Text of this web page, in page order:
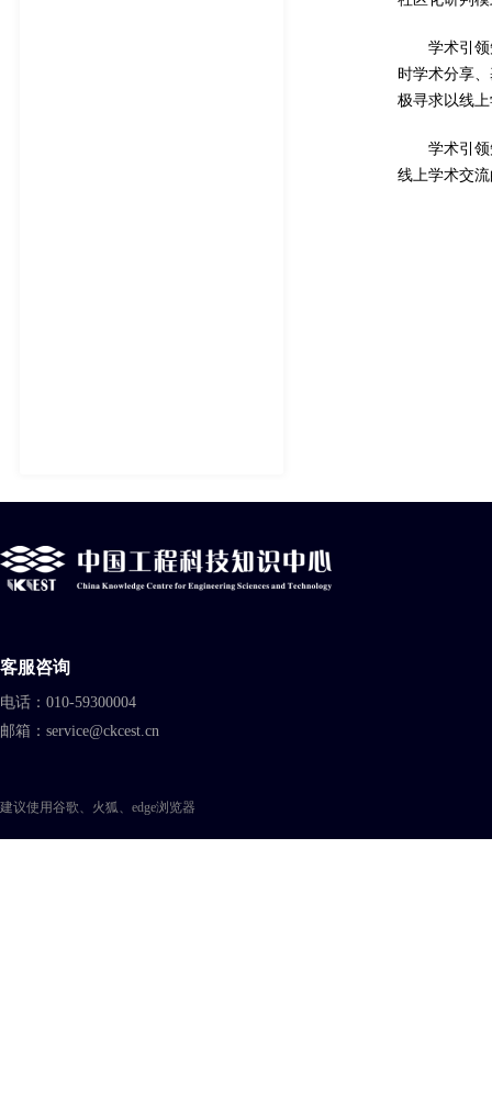
学术引
时学术分享
极寻求以线
学术引
线上学术交
客服咨询
电话：010-59300004
邮箱：service@ckcest.cn
建议使用谷歌、火狐、edge浏览器